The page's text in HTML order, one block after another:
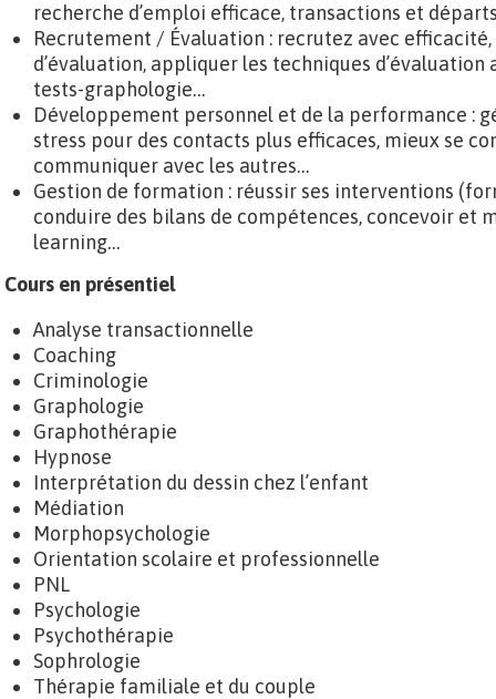
recherche d’emploi efficace, transactions et
Recrutement / Évaluation : recrutez avec
d’évaluation, appliquer les techniques
tests-graphologie…
Développement personnel et de la performance :
stress pour des contacts plus efficaces, mieux se
communiquer avec les autres…
Gestion de formation : réussir ses interventions
conduire des bilans de compétences, concevoir et
learning…
Cours en présentiel
Analyse transactionnelle
Coaching
Criminologie
Graphologie
Graphothérapie
Hypnose
Interprétation du dessin chez l’enfant
Médiation
Morphopsychologie
Orientation scolaire et professionnelle
PNL
Psychologie
Psychothérapie
Sophrologie
Thérapie familiale et du couple